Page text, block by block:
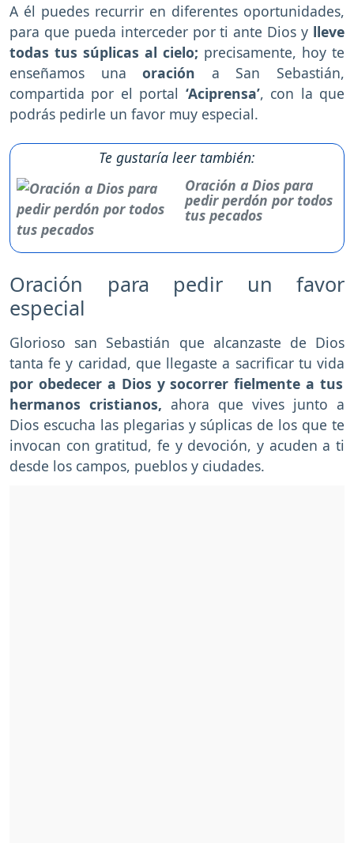
A él puedes recurrir en diferentes oportunidades,
para que pueda interceder por ti ante Dios y lleve
todas tus súplicas al cielo; precisamente, hoy te
enseñamos unaoración a San Sebastián,
compartida por el portal ‘Aciprensa’, con la que
podrás pedirle un favor muy especial.
Te gustaría leer también:
Oración a Dios para
pedir perdón por todos
tus pecados
Oración para pedir un favor
especial
Glorioso san Sebastián que alcanzaste de Dios
tanta fe y caridad, que llegaste a sacrificar tu vida
por obedecer a Dios y socorrer fielmente a tus
hermanos cristianos, ahora que vives junto a
Dios escucha las plegarias y súplicas de los que te
invocan con gratitud, fe y devoción, y acuden a ti
desde los campos, pueblos y ciudades.